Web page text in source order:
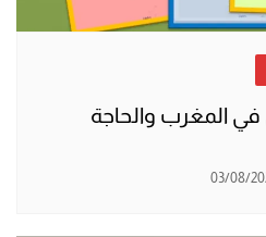
في المغرب والحاجة
03/08/